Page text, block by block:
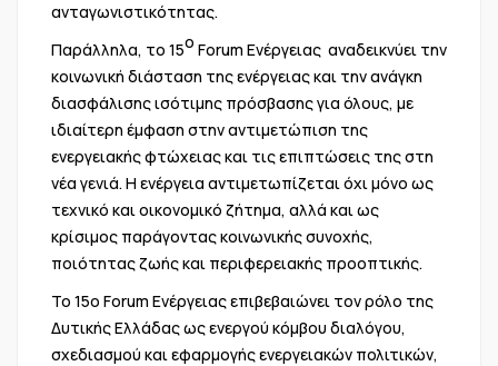
ανταγωνιστικότητας.
Παράλληλα, το 15ο Forum Ενέργειας αναδεικνύει την
κοινωνική διάσταση της ενέργειας και την ανάγκη
διασφάλισης ισότιμης πρόσβασης για όλους, με
ιδιαίτερη έμφαση στην αντιμετώπιση της
ενεργειακής φτώχειας και τις επιπτώσεις της στη
νέα γενιά. Η ενέργεια αντιμετωπίζεται όχι μόνο ως
τεχνικό και οικονομικό ζήτημα, αλλά και ως
κρίσιμος παράγοντας κοινωνικής συνοχής,
ποιότητας ζωής και περιφερειακής προοπτικής.
Το 15ο Forum Ενέργειας επιβεβαιώνει τον ρόλο της
Δυτικής Ελλάδας ως ενεργού κόμβου διαλόγου,
σχεδιασμού και εφαρμογής ενεργειακών πολιτικών,